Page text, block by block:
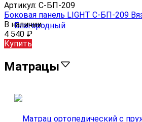
Артикул: С-БП-209
Боковая панель LIGHT С-БП-209
В наличии
4 540 ₽
Купить
Матрацы